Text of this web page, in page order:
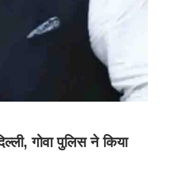
गोवा पुलिस ने किया